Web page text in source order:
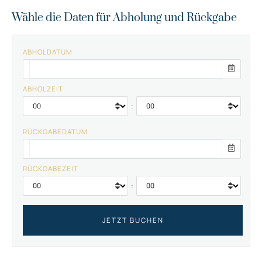
Wähle die Daten für Abholung und Rückgabe
ABHOLDATUM
ABHOLZEIT
:
RÜCKGABEDATUM
RÜCKGABEZEIT
: